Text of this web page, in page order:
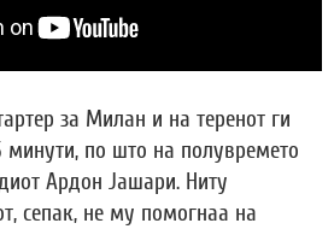
за Милан и на теренот ги
по што на полувремето
Ардон Јашари. Ниту
сепак, не му помогнаа на